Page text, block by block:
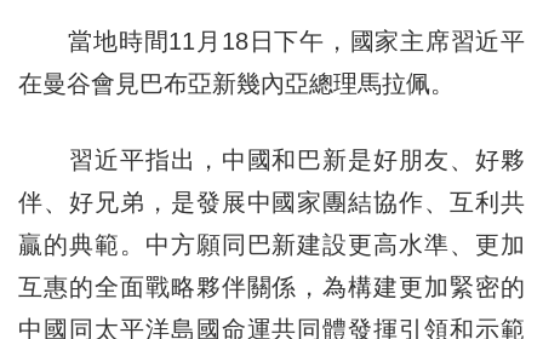
當地時間11月18日下午，國家主席習近平
在曼谷會見巴布亞新幾內亞總理馬拉佩。
習近平指出，中國和巴新是好朋友、好夥
伴、好兄弟，是發展中國家團結協作、互利共
贏的典範。中方願同巴新建設更高水準、更加
互惠的全面戰略夥伴關係，為構建更加緊密的
中國同太平洋島國命運共同體發揮引領和示範